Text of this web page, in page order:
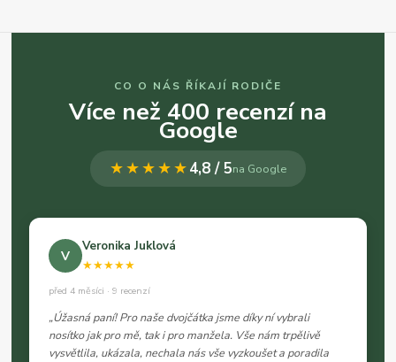
CO O NÁS ŘÍKAJÍ RODIČE
Více než 400 recenzí na
Google
★★★★★4,8 / 5na Google
V
Veronika Juklová
★★★★★
před 4 měsíci · 9 recenzí
„Úžasná paní! Pro naše dvojčátka jsme díky ní vybrali
nosítko jak pro mě, tak i pro manžela. Vše nám trpělivě
vysvětlila, ukázala, nechala nás vše vyzkoušet a poradila